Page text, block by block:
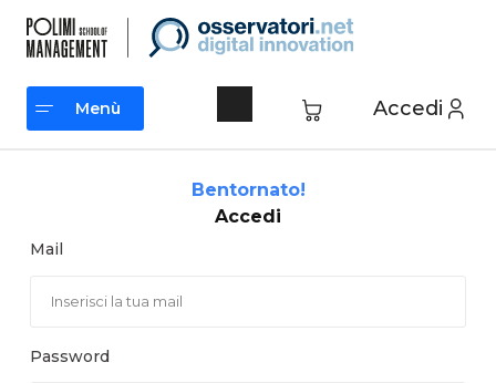
contenuto
Accedi
Menù
Bentornato!
Accedi
Mail
Password